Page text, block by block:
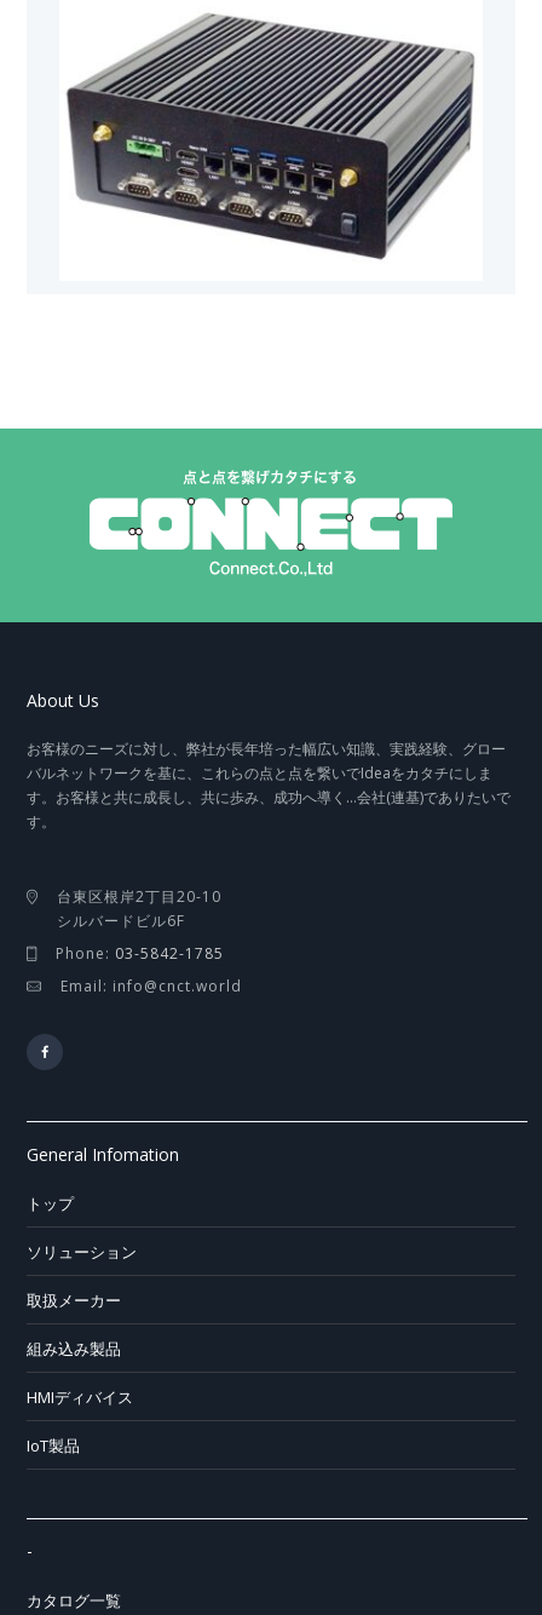
About Us
お客様のニーズに対し、弊社が長年培った幅広い知識、実践経験、グロー
バルネットワークを基に、これらの点と点を繋いでIdeaをカタチにしま
す。お客様と共に成長し、共に歩み、成功へ導く…会社(連基)でありたいで
す。
台東区根岸2丁目20-10
シルバードビル6F
Phone: 03-5842-1785
Email: info@cnct.world
General Infomation
トップ
ソリューション
取扱メーカー
組み込み製品
HMIディバイス
IoT製品
-
カタログ一覧